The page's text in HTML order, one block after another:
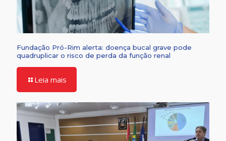
Fundação Pró-Rim alerta: doença bucal grave pode
quadruplicar o risco de perda da função renal
Leia mais